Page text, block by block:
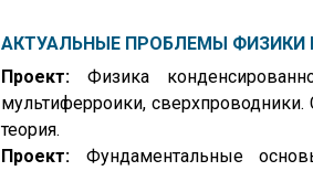
АКТУАЛЬНЫЕ ПРОБЛЕМЫ
Проект: Физика
мультиферроики, сверхпроводники.
теория.
Проект: Фундаментальные